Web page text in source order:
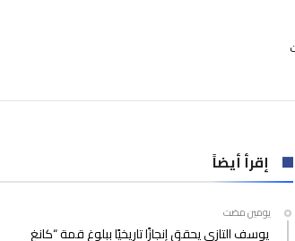
يوسف
أرسنال
الانجليزي
الـ”يوروبا
إقرأ أيضاً
‫‫‫‏‫يومين مضت‬
يوسف التازي يحقق إنجازًا تاريخيًا ببلوغ قمة “كانغ